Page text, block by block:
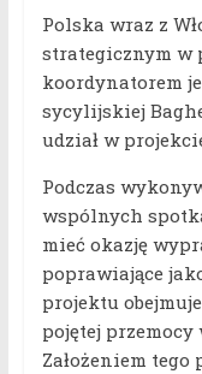
Polska wraz z
strategicznym w
koordynatorem
sycylijskiej
udział w
Podczas
wspólnych
mieć okazję
poprawiające
projektu
pojętej przemocy
Założeniem